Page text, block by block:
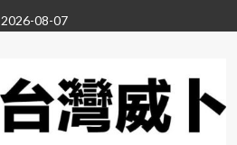
2026-08-07